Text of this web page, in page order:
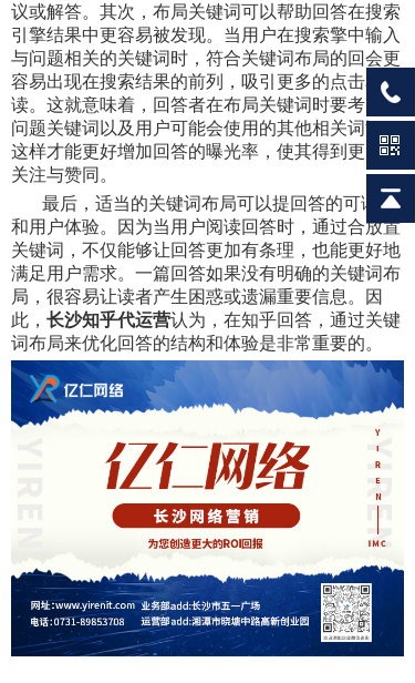
议或解答。其次，布局关键词可以帮助回答在搜索
引擎结果中更容易被发现。当用户在搜索擎中输入
与问题相关的关键词时，符合关键词布局的回会更
容易出现在搜索结果的前列，吸引更多的点击和阅
读。这就意味着，回答者在布局关键词时要考虑到
问题关键词以及用户可能会使用的其他相关词汇，
这样才能更好增加回答的曝光率，使其得到更多的
关注与赞同。
最后，适当的关键词布局可以提回答的可读性
和用户体验。因为当用户阅读回答时，通过合放置
关键词，不仅能够让回答更加有条理，也能更好地
满足用户需求。一篇回答如果没有明确的关键词布
局，很容易让读者产生困惑或遗漏重要信息。因
此， 长沙知乎代运营认为，在知乎回答，通过关键
词布局来优化回答的结构和体验是非常重要的。